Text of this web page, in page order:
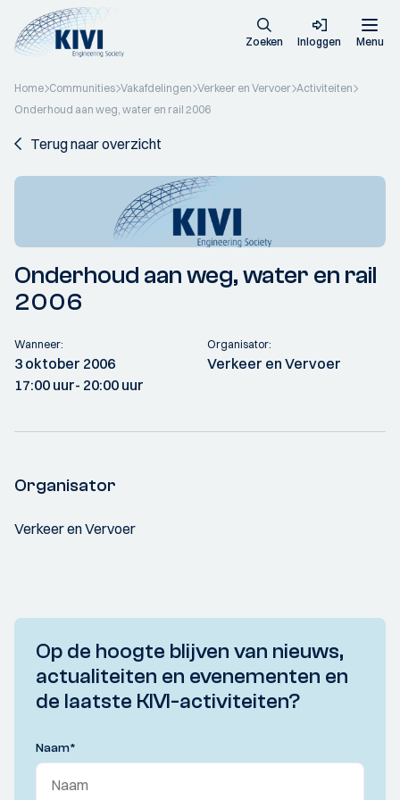
Zoeken Inloggen Menu
Home Communities Vakafdelingen Verkeer en Vervoer Activiteiten
Onderhoud aan weg, water en rail 2006
Terug naar overzicht
Onderhoud aan weg, water en rail
2006
Wanneer:
3 oktober 2006
17:00 uur- 20:00 uur
Organisator:
Verkeer en Vervoer
Organisator
Verkeer en Vervoer
Op de hoogte blijven van nieuws,
actualiteiten en evenementen en
de laatste KIVI-activiteiten?
Naam*